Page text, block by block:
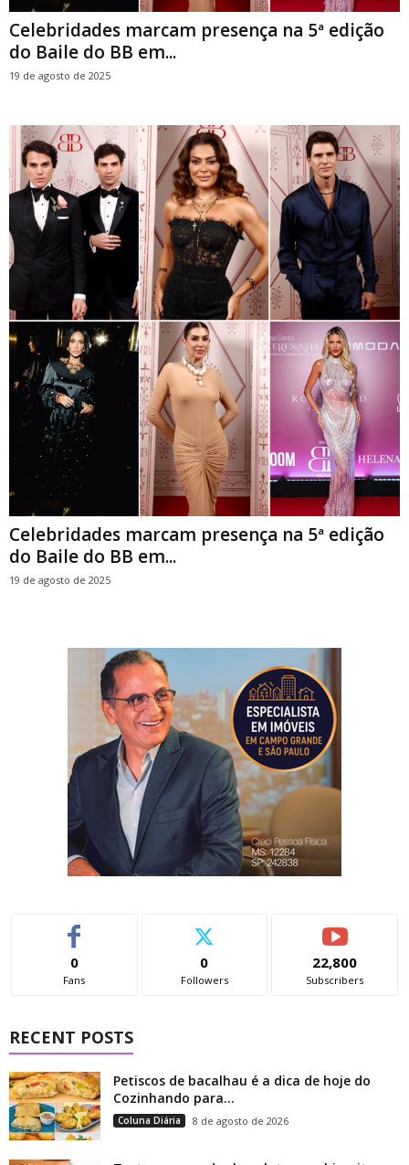
Celebridades marcam presença na 5ª edição
do Baile do BB em...
19 de agosto de 2025
Celebridades marcam presença na 5ª edição
do Baile do BB em...
19 de agosto de 2025
0
Fans
0
Followers
22,800
Subscribers
RECENT POSTS
Petiscos de bacalhau é a dica de hoje do
Cozinhando para...
Coluna Diária 8 de agosto de 2026